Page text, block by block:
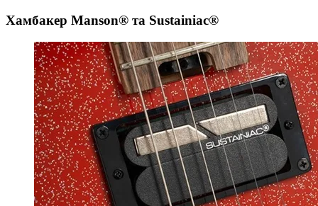
Хамбакер Manson® та Sustainiac®